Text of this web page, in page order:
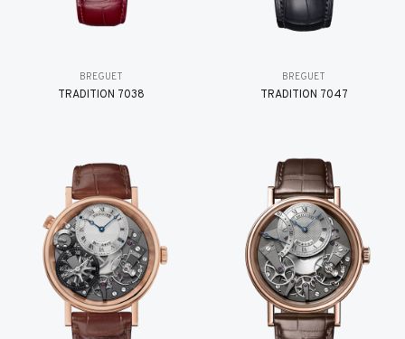
BREGUET
TRADITION 7038
BREGUET
TRADITION 7047